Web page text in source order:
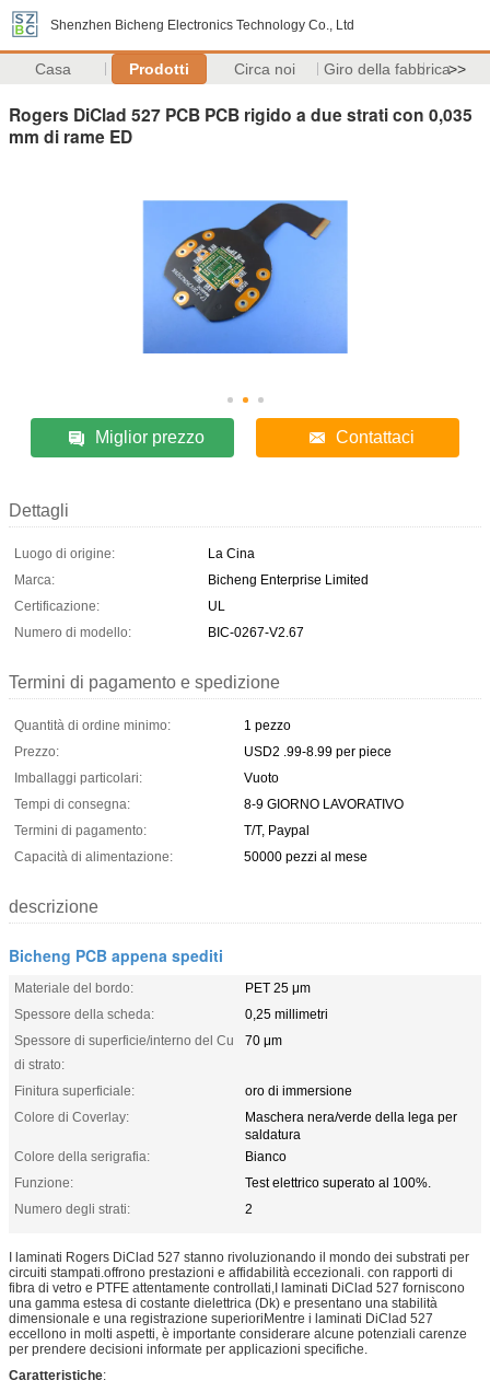
Shenzhen Bicheng Electronics Technology Co., Ltd
Casa Prodotti Circa noi Giro della fabbrica>>
Rogers DiClad 527 PCB PCB rigido a due strati con 0,035
mm di rame ED
Miglior prezzo Contattaci
Dettagli
Luogo di origine:
La Cina
Marca:
Bicheng Enterprise Limited
Certificazione:
UL
Numero di modello:
BIC-0267-V2.67
Termini di pagamento e spedizione
Quantità di ordine minimo:
1 pezzo
Prezzo:
USD2 .99-8.99 per piece
Imballaggi particolari:
Vuoto
Tempi di consegna:
8-9 GIORNO LAVORATIVO
Termini di pagamento:
T/T, Paypal
Capacità di alimentazione:
50000 pezzi al mese
descrizione
Bicheng PCB appena spediti
Materiale del bordo:
PET 25 μm
Spessore della scheda:
0,25 millimetri
Spessore di superficie/interno del Cu
di strato:
70 μm
Finitura superficiale:
oro di immersione
Colore di Coverlay:
Maschera nera/verde della lega per
saldatura
Colore della serigrafia:
Bianco
Funzione:
Test elettrico superato al 100%.
Numero degli strati:
2
I laminati Rogers DiClad 527 stanno rivoluzionando il mondo dei substrati per
circuiti stampati.offrono prestazioni e affidabilità eccezionali. con rapporti di
fibra di vetro e PTFE attentamente controllati,I laminati DiClad 527 forniscono
una gamma estesa di costante dielettrica (Dk) e presentano una stabilità
dimensionale e una registrazione superioriMentre i laminati DiClad 527
eccellono in molti aspetti, è importante considerare alcune potenziali carenze
per prendere decisioni informate per applicazioni specifiche.
Caratteristiche: